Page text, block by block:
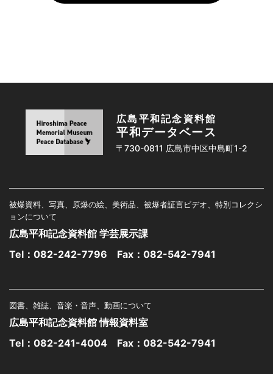
広島平和記念資料館
平和データベース
〒730-0811 広島市中区中島町1-2
被爆資料、写真、原爆の絵、美術品、被爆者証言ビデオ、特別コレクシ
ョンについて
広島平和記念資料館 学芸展示課
Tel： 082-242-7796 Fax：082-542-7941
図書、雑誌、音楽・音声、動画について
広島平和記念資料館 情報資料室
Tel： 082-241-4004 Fax：082-542-7941